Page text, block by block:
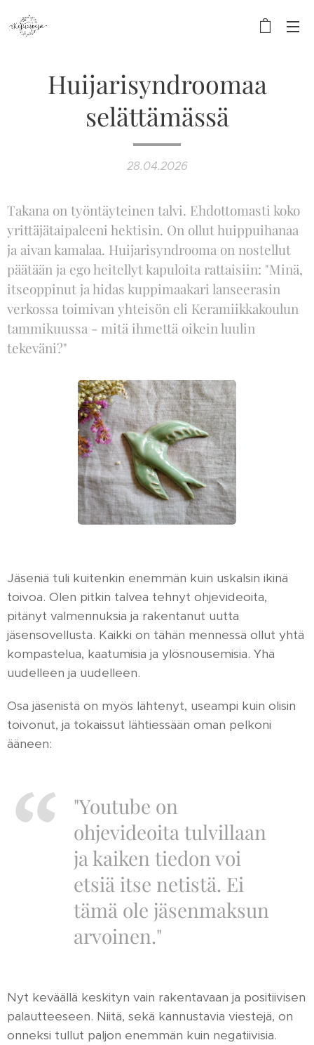
Huijarisyndroomaa
selättämässä
28.04.2026
Takana on työntäyteinen talvi. Ehdottomasti koko
yrittäjätaipaleeni hektisin. On ollut huippuihanaa
ja aivan kamalaa. Huijarisyndrooma on nostellut
päätään ja ego heitellyt kapuloita rattaisiin: "Minä,
itseoppinut ja hidas kuppimaakari lanseerasin
verkossa toimivan yhteisön eli Keramiikkakoulun
tammikuussa - mitä ihmettä oikein luulin
tekeväni?"
Jäseniä tuli kuitenkin enemmän kuin uskalsin ikinä
toivoa. Olen pitkin talvea tehnyt ohjevideoita,
pitänyt valmennuksia ja rakentanut uutta
jäsensovellusta. Kaikki on tähän mennessä ollut yhtä
kompastelua, kaatumisia ja ylösnousemisia. Yhä
uudelleen ja uudelleen.
Osa jäsenistä on myös lähtenyt, useampi kuin olisin
toivonut, ja tokaissut lähtiessään oman pelkoni
ääneen:
"Youtube on
ohjevideoita tulvillaan
ja kaiken tiedon voi
etsiä itse netistä. Ei
tämä ole jäsenmaksun
arvoinen."
Nyt keväällä keskityn vain rakentavaan ja positiivisen
palautteeseen. Niitä, sekä kannustavia viestejä, on
onneksi tullut paljon enemmän kuin negatiivisia.